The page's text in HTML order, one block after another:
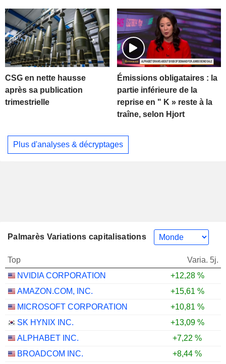
CSG en nette hausse
après sa publication
trimestrielle
Émissions obligataires : la
partie inférieure de la
reprise en " K » reste à la
traîne, selon Hjort
Plus d'analyses & décryptages
Palmarès Variations capitalisations
Top
Varia. 5j.
NVIDIA CORPORATION
+12,28 %
AMAZON.COM, INC.
+15,61 %
MICROSOFT CORPORATION
+10,81 %
SK HYNIX INC.
+13,09 %
ALPHABET INC.
+7,22 %
BROADCOM INC.
+8,44 %